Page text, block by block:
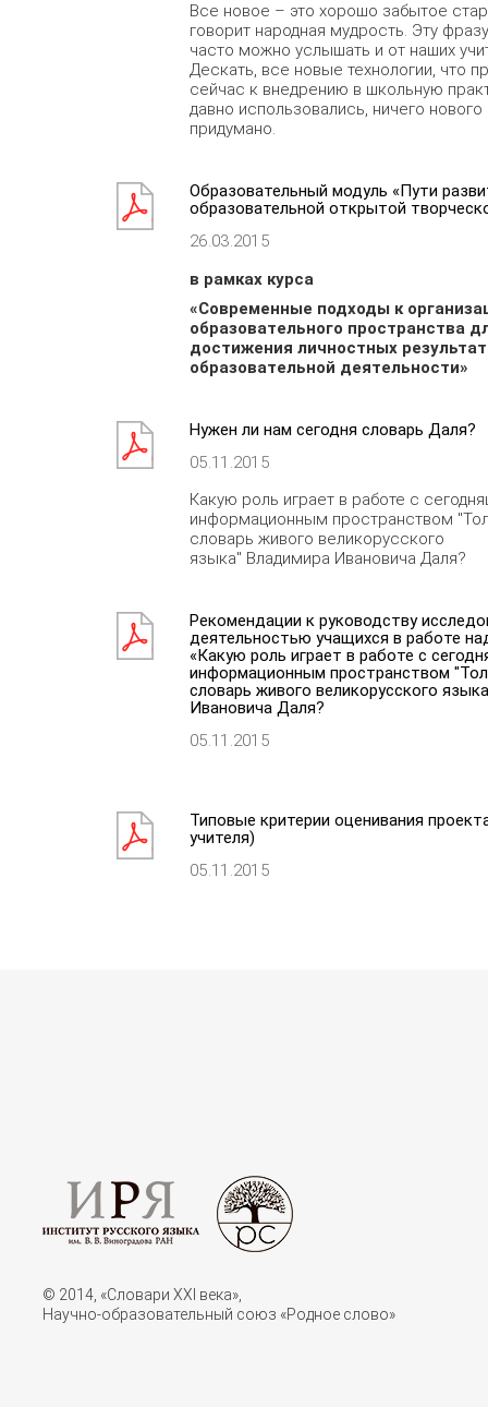
Все новое – это хорошо забытое
говорит народная мудрость. Эту
часто можно услышать и от наших
Дескать, все новые технологии, что
сейчас к внедрению в школьную
давно использовались, ничего нового
придумано.
Образовательный модуль «Пути
образовательной открытой
26.03.2015
в рамках курса
«Современные подходы к
образовательного пространства
достижения личностных
образовательной деятельности»
Нужен ли нам сегодня словарь Даля?
05.11.2015
Какую роль играет в работе с
информационным пространством
словарь живого великорусского
языка" Владимира Ивановича Даля?
Рекомендации к руководству
деятельностью учащихся в работе
«Какую роль играет в работе с
информационным пространством
словарь живого великорусского
Ивановича Даля?
05.11.2015
Типовые критерии оценивания
учителя)
05.11.2015
© 2014, «Словари XXI векa»,
Научно-образовательный союз «Родное слово»